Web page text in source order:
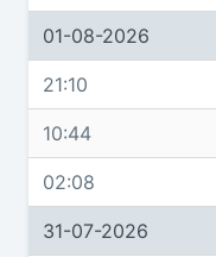
01-08-2026
21:10
10:44
02:08
31-07-2026